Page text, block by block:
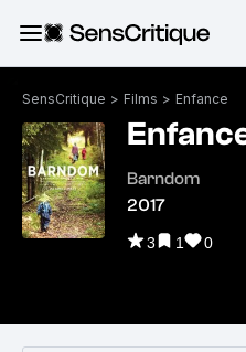
SensCritique > Films > Enfance
Barndom
2017
3 1 0